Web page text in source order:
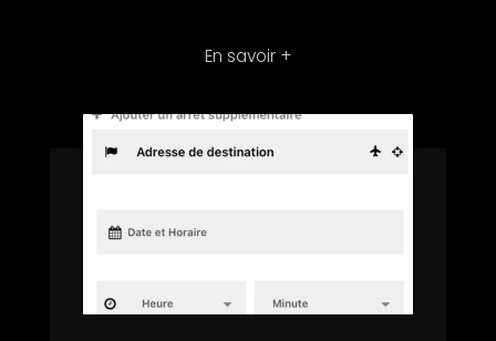
En savoir +